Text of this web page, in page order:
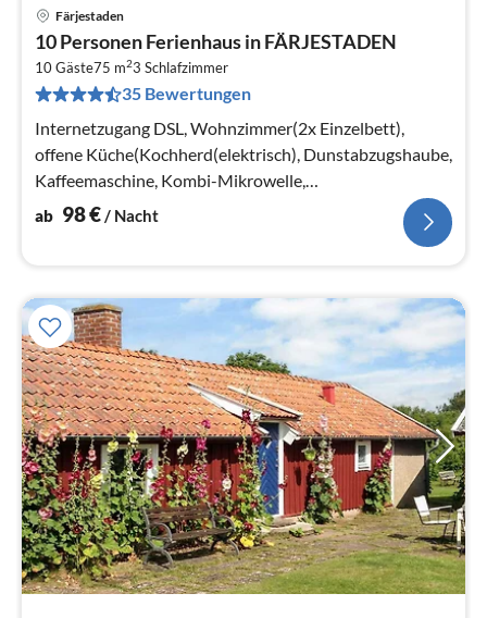
Färjestaden
10 Personen Ferienhaus in FÄRJESTADEN
10 Gäste75 m23 Schlafzimmer
35 Bewertungen
Internetzugang DSL, Wohnzimmer(2x Einzelbett),
offene Küche(Kochherd(elektrisch), Dunstabzugshaube,
Kaffeemaschine, Kombi-Mikrowelle,
Kühl-/Gefrierkombination, Hochstuhl)
ab 98€/ Nacht